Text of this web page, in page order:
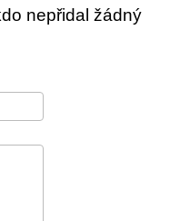
nepřidal žádný